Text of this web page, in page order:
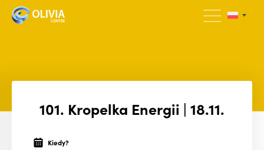
101. Kropelka Energii | 18.11.
Kiedy?